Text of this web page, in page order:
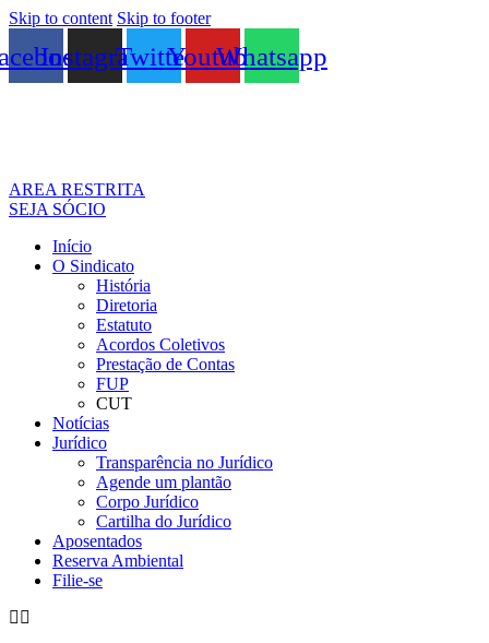
Skip to content Skip to footer
InstagramTwitterYoutubeWhatsapp
AREA RESTRITA
SEJA SÓCIO
Início
O Sindicato
História
Diretoria
Estatuto
Acordos Coletivos
Prestação de Contas
FUP
CUT
Notícias
Jurídico
Transparência no Jurídico
Agende um plantão
Corpo Jurídico
Cartilha do Jurídico
Aposentados
Reserva Ambiental
Filie-se